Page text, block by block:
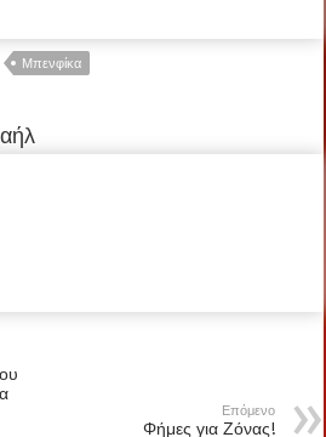
Μπενφίκα
Επόμενο
Φήμες για Ζόνας!